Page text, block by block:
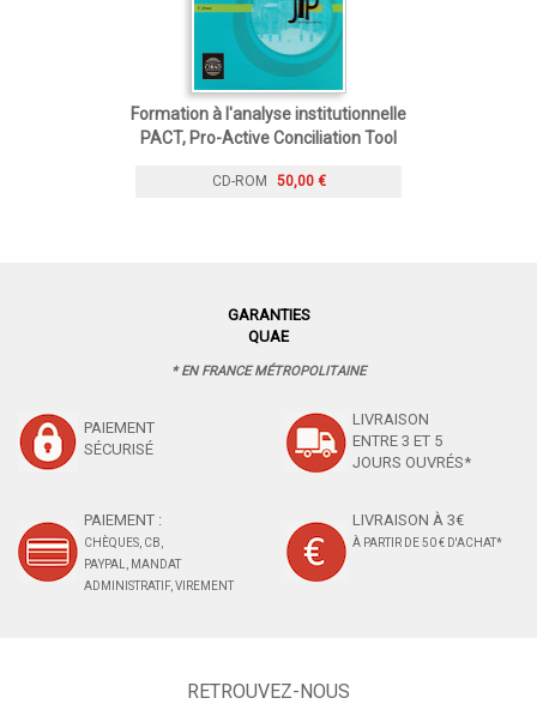
Formation à l'analyse institutionnelle
PACT, Pro-Active Conciliation Tool
CD-ROM 50,00 €
GARANTIES
QUAE
* EN FRANCE MÉTROPOLITAINE
PAIEMENT
SÉCURISÉ
LIVRAISON
ENTRE 3 ET 5
JOURS OUVRÉS*
PAIEMENT :
CHÈQUES, CB,
PAYPAL, MANDAT
ADMINISTRATIF, VIREMENT
LIVRAISON À 3€
À PARTIR DE 50 € D'ACHAT*
RETROUVEZ-NOUS